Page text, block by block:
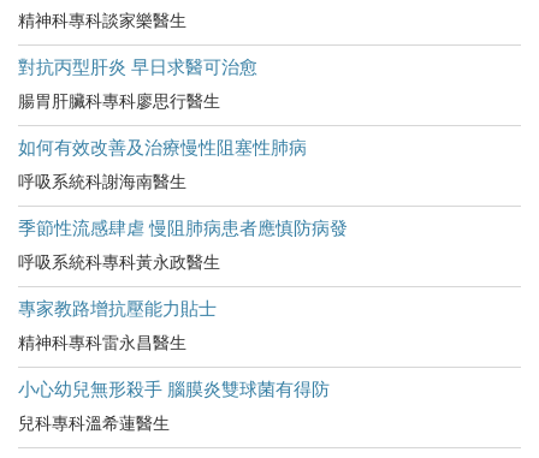
精神科專科談家樂醫生
對抗丙型肝炎 早日求醫可治愈
腸胃肝臟科專科廖思行醫生
如何有效改善及治療慢性阻塞性肺病
呼吸系統科謝海南醫生
季節性流感肆虐 慢阻肺病患者應慎防病發
呼吸系統科專科黃永政醫生
專家教路增抗壓能力貼士
精神科專科雷永昌醫生
小心幼兒無形殺手 腦膜炎雙球菌有得防
兒科專科溫希蓮醫生